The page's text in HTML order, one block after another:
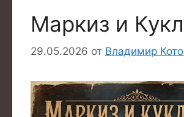
Маркиз и
29.05.2026 от Владимир